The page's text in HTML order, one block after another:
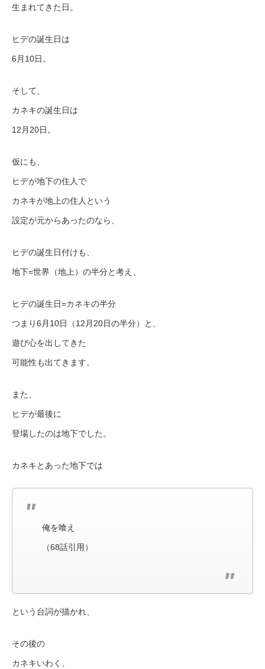
生まれてきた日。
ヒデの誕生日は
6月10日。
そして、
カネキの誕生日は
12月20日。
仮にも、
ヒデが地下の住人で
カネキが地上の住人という
設定が元からあったのなら、
ヒデの誕生日付けも、
地下=世界（地上）の半分と考え、
ヒデの誕生日=カネキの半分
つまり6月10日（12月20日の半分）と、
遊び心を出してきた
可能性も出てきます。
また、
ヒデが最後に
登場したのは地下でした。
カネキとあった地下では
俺を喰え
（68話引用）
という台詞が描かれ、
その後の
カネキいわく、